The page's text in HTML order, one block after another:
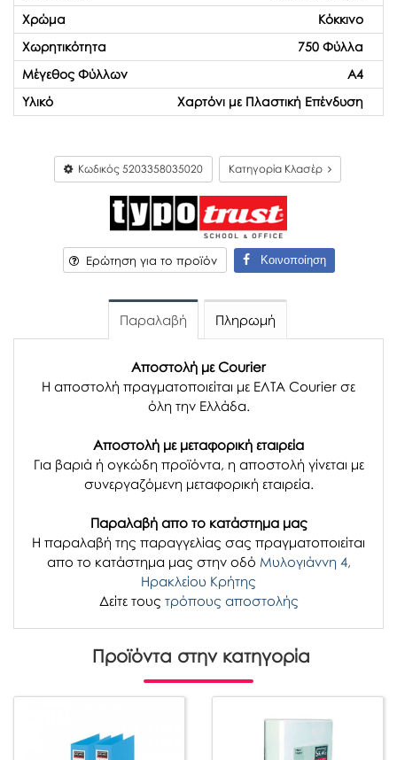
Χρώμα
Κόκκινο
Χωρητικότητα
750 Φύλλα
Μέγεθος Φύλλων
Α4
Υλικό
Χαρτόνι με Πλαστική Επένδυση
Κωδικός 5203358035020 Κατηγορία Κλασέρ
Ερώτηση για το προϊόν Κοινοποίηση
Παραλαβή Πληρωμή
Αποστολή με Courier
Η αποστολή πραγματοποιείται με ΕΛΤΑ Courier σε
όλη την Ελλάδα.
Αποστολή με μεταφορική εταιρεία
Για βαριά ή ογκώδη προϊόντα, η αποστολή γίνεται με
συνεργαζόμενη μεταφορική εταιρεία.
Παραλαβή απο το κατάστημα μας
H παραλαβή της παραγγελίας σας πραγματοποιείται
απο το κατάστημα μας στην οδό Μυλογιάννη 4,
Ηρακλείου Κρήτης
Δείτε τους τρόπους αποστολής
Προϊόντα στην κατηγορία